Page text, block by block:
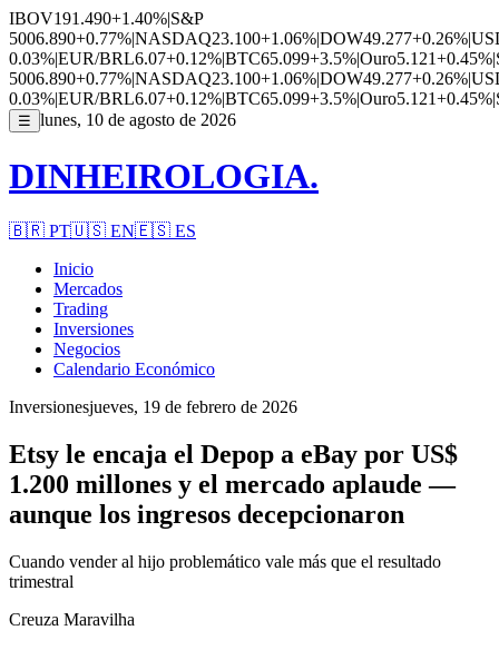
IBOV191.490+1.40%|S&P
5006.890+0.77%|NASDAQ23.100+1.06%|DOW49.277+0.26%|
0.03%|EUR/BRL6.07+0.12%|BTC65.099+3.5%|Ouro5.121+0.45%|
5006.890+0.77%|NASDAQ23.100+1.06%|DOW49.277+0.26%|
0.03%|EUR/BRL6.07+0.12%|BTC65.099+3.5%|Ouro5.121+0.45%|
☰ lunes, 10 de agosto de 2026
DINHEIROLOGIA.
🇧🇷 PT🇺🇸 EN🇪🇸 ES
Inicio
Mercados
Trading
Inversiones
Negocios
Calendario Económico
Inversionesjueves, 19 de febrero de 2026
Etsy le encaja el Depop a eBay por US$
1.200 millones y el mercado aplaude —
aunque los ingresos decepcionaron
Cuando vender al hijo problemático vale más que el resultado
trimestral
Creuza Maravilha